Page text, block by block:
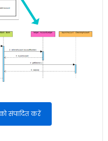
संपादित करें